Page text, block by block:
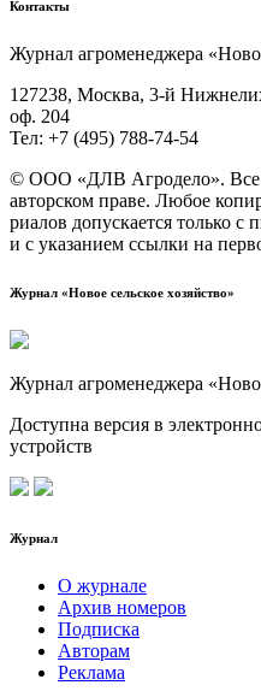
Контакты
Жур­нал агро­ме­не­дже­ра
127238, Москва, 3‑й
оф. 204
Тел: +7 (495) 788‑74‑54
© ООО «ДЛВ Агро­де­ло». Все
автор­ском пра­ве. Любое
ри­а­лов допус­ка­ет­ся толь­ко с
и с ука­за­ни­ем ссыл­ки на
Журнал «Новое сельское хозяйство»
Журнал агроменеджера
Доступна версия в
устройств
Журнал
О журнале
Архив номеров
Подписка
Авторам
Реклама